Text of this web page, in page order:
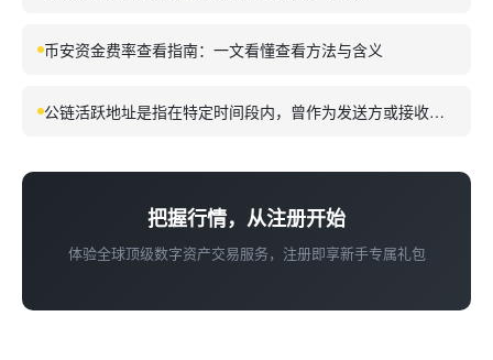
币安资金费率查看指南：一文看懂查看方法与含义
公链活跃地址是指在特定时间段内，曾作为发送方或接收方
把握行情，从注册开始
体验全球顶级数字资产交易服务，注册即享新手专属礼包